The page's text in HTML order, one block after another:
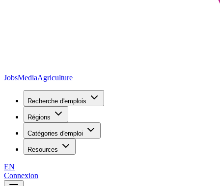
JobsMediaAgriculture
Recherche d'emplois
Régions
Catégories d'emploi
Resources
EN
Connexion